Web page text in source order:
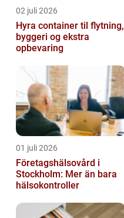
02 juli 2026
Hyra container til flytning,
byggeri og ekstra
opbevaring
01 juli 2026
Företagshälsovård i
Stockholm: Mer än bara
hälsokontroller